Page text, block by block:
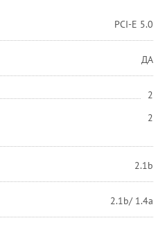
PCI-E 5.0
ДА
2
2
2.1b
2.1b/ 1.4a